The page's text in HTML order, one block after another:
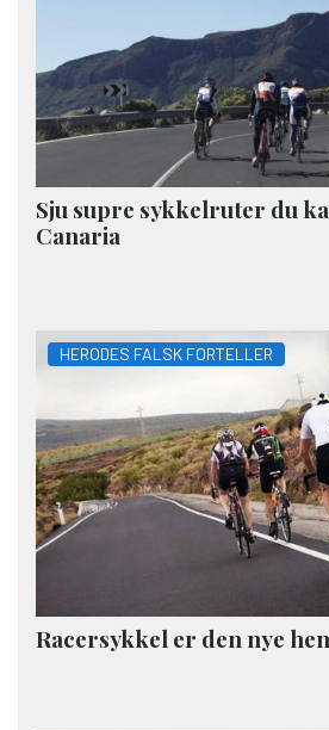
Sju supre sykkelruter du
Canaria
HERODES FALSK FORTELLER
Racersykkel er den nye